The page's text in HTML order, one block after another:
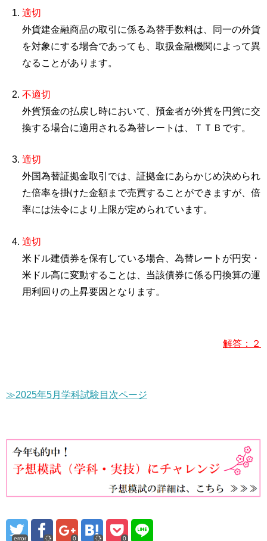
適切
外貨建金融商品の取引に係る為替手数料は、同一の外貨
を対象にする場合であっても、取扱金融機関によって異
なることがあります。
不適切
外貨預金の払戻し時において、預金者が外貨を円貨に交
換する場合に適用される為替レートは、ＴＴＢです。
適切
外国為替証拠金取引では、証拠金にあらかじめ決められ
た倍率を掛けた金額まで売買することができますが、倍
率には法令により上限が定められています。
適切
米ドル建債券を保有している場合、為替レートが円安・
米ドル高に変動することは、当該債券に係る円換算の運
用利回りの上昇要因となります。
解答：２
≫2025年5月学科試験目次ページ
error 0 0